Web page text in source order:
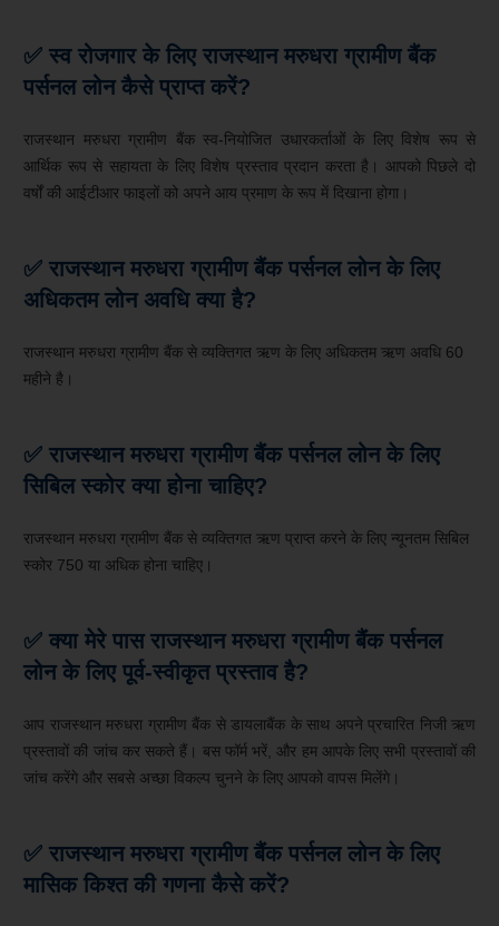
✅ स्व रोजगार के लिए राजस्थान मरुधरा ग्रामीण बैंक
पर्सनल लोन कैसे प्राप्त करें?
राजस्थान मरुधरा ग्रामीण बैंक स्व-नियोजित उधारकर्ताओं के लिए विशेष रूप से
आर्थिक रूप से सहायता के लिए विशेष प्रस्ताव प्रदान करता है। आपको पिछले दो
वर्षों की आईटीआर फाइलों को अपने आय प्रमाण के रूप में दिखाना होगा।
✅ राजस्थान मरुधरा ग्रामीण बैंक पर्सनल लोन के लिए
अधिकतम लोन अवधि क्या है?
राजस्थान मरुधरा ग्रामीण बैंक से व्यक्तिगत ऋण के लिए अधिकतम ऋण अवधि 60
महीने है।
✅ राजस्थान मरुधरा ग्रामीण बैंक पर्सनल लोन के लिए
सिबिल स्कोर क्या होना चाहिए?
राजस्थान मरुधरा ग्रामीण बैंक से व्यक्तिगत ऋण प्राप्त करने के लिए न्यूनतम सिबिल
स्कोर 750 या अधिक होना चाहिए।
✅ क्या मेरे पास राजस्थान मरुधरा ग्रामीण बैंक पर्सनल
लोन के लिए पूर्व-स्वीकृत प्रस्ताव है?
आप राजस्थान मरुधरा ग्रामीण बैंक से डायलाबैंक के साथ अपने प्रचारित निजी ऋण
प्रस्तावों की जांच कर सकते हैं। बस फॉर्म भरें, और हम आपके लिए सभी प्रस्तावों की
जांच करेंगे और सबसे अच्छा विकल्प चुनने के लिए आपको वापस मिलेंगे।
✅ राजस्थान मरुधरा ग्रामीण बैंक पर्सनल लोन के लिए
मासिक किश्त की गणना कैसे करें?